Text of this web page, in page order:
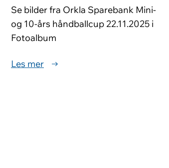
Se bilder fra Orkla Sparebank Mini-
og 10-års håndballcup 22.11.2025 i
Fotoalbum
Les mer